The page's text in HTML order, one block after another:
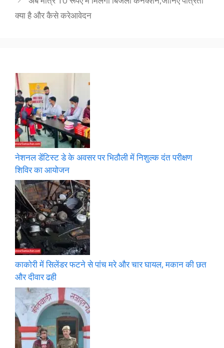
क्या है और कैसे करेआवेदन
नेशनल डेंटिस्ट डे के अवसर पर भिठौली में निशुल्क दंत परीक्षण
शिविर का आयोजन
काकोरी में सिलेंडर फटने से पांच मरे और चार घायल, मकान की छत
और दीवार ढही